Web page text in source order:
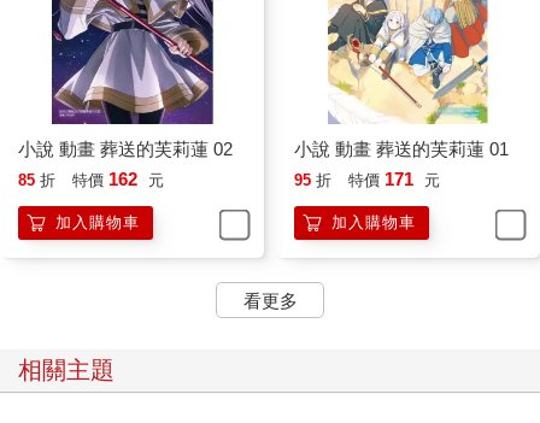
小說 動畫 葬送的芙莉蓮 02
85 折 特價 162 元
加入購物車
小說 動畫 葬送的芙莉蓮 01
95 折 特價 171 元
加入購物車
看更多
相關主題